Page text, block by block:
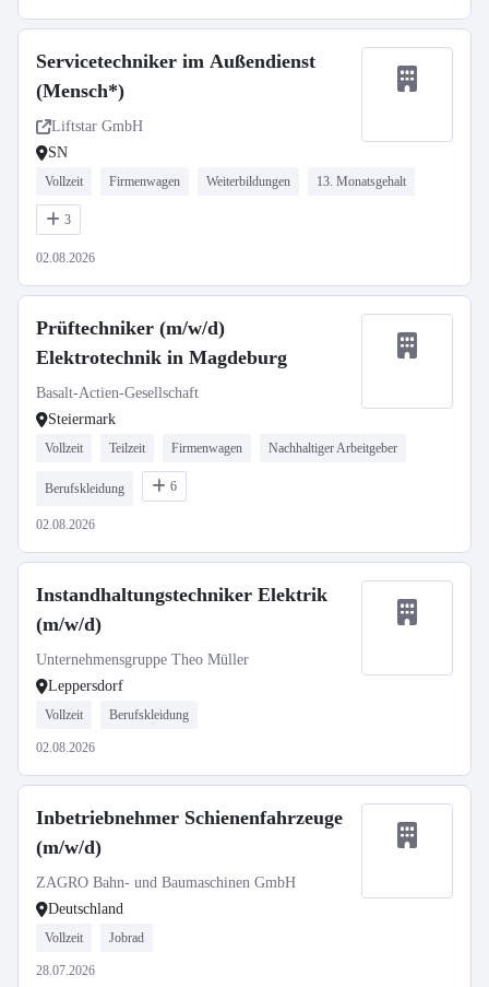
Servicetechniker im Außendienst
(Mensch*)
Liftstar GmbH
SN
Vollzeit Firmenwagen Weiterbildungen 13. Monatsgehalt
3
02.08.2026
Prüftechniker (m/w/d)
Elektrotechnik in Magdeburg
Basalt-Actien-Gesellschaft
Steiermark
Vollzeit Teilzeit Firmenwagen Nachhaltiger Arbeitgeber
Berufskleidung 6
02.08.2026
Instandhaltungstechniker Elektrik
(m/w/d)
Unternehmensgruppe Theo Müller
Leppersdorf
Vollzeit Berufskleidung
02.08.2026
Inbetriebnehmer Schienenfahrzeuge
(m/w/d)
ZAGRO Bahn- und Baumaschinen GmbH
Deutschland
Vollzeit Jobrad
28.07.2026